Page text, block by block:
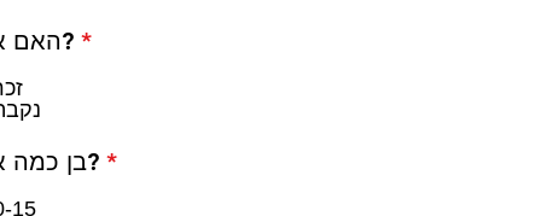
האם אתה? *ח
בן כמה אתה? *ח
15